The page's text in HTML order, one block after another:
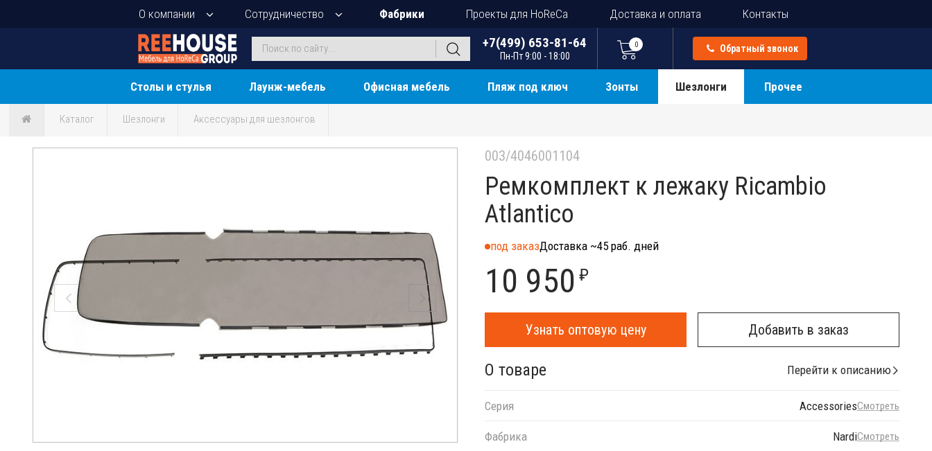
О компании Сотрудничество Фабрики Проекты для HoReCa Доставка и оплата Контакты
+7(499) 653-81-64
Пн-Пт 9:00 - 18:00
0 Обратный звонок
Столы и стулья Лаунж-мебель Офисная мебель Пляж под ключ Зонты Шезлонги Прочее
Каталог Шезлонги Аксессуары для шезлонгов
003/4046001104
Ремкомплект к лежаку Ricambio
Atlantico
под заказДоставка ~45 раб. дней
10 950 ₽
Узнать оптовую цену Добавить в заказ
О товаре Перейти к описанию
Серия AccessoriesСмотреть
Фабрика NardiСмотреть